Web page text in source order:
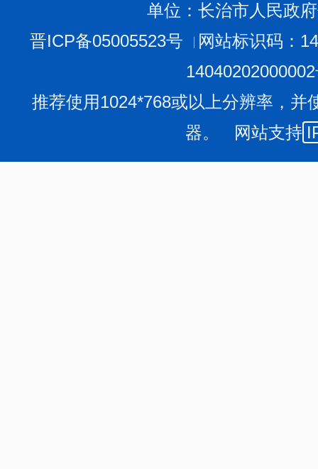
单位：长治市人民政
晋ICP备05005523号
网站标识码：
推荐使用1024*768或以上分辨率，并
器。 网站支持